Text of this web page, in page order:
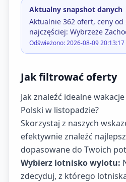
Aktualny snapshot danych
Aktualnie 362 ofert, ceny od
najczęściej: Wybrzeże
Odświeżono: 2026-08-09 20:13:17
Jak filtrować oferty
Jak znaleźć idealne
Polski w listopadzie?
Skorzystaj z naszych
efektywnie znaleźć
dopasowane do Twoich
Wybierz lotnisko wylotu:
zdecyduj, z którego